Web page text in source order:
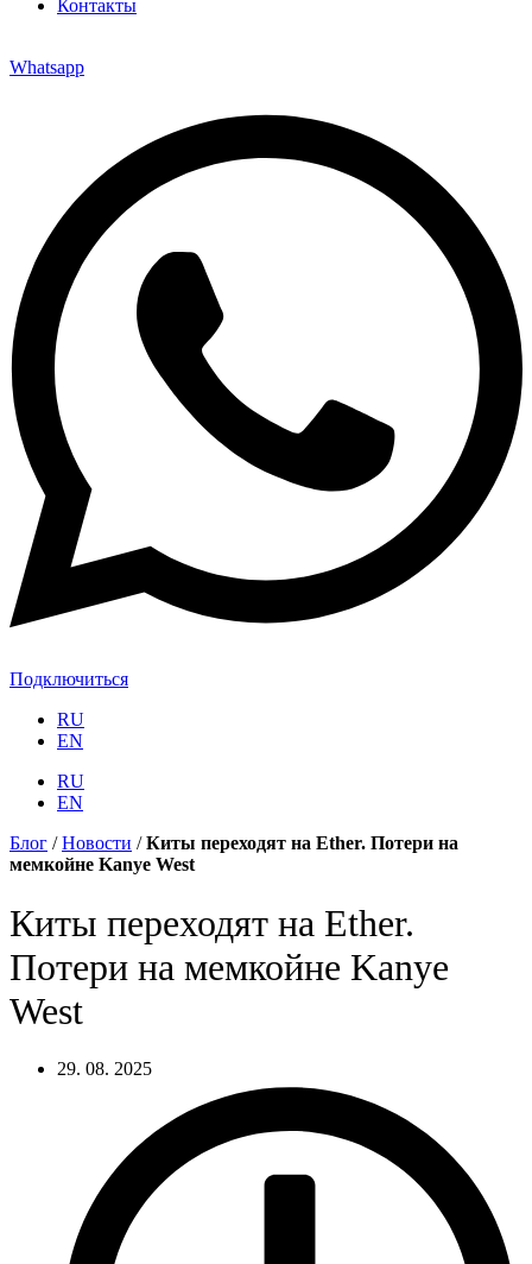
Контакты
Whatsapp
Подключиться
RU
EN
RU
EN
Блог /Новости /Киты переходят на Ether. Потери на
мемкойне Kanye West
Киты переходят на Ether.
Потери на мемкойне Kanye
West
29. 08. 2025